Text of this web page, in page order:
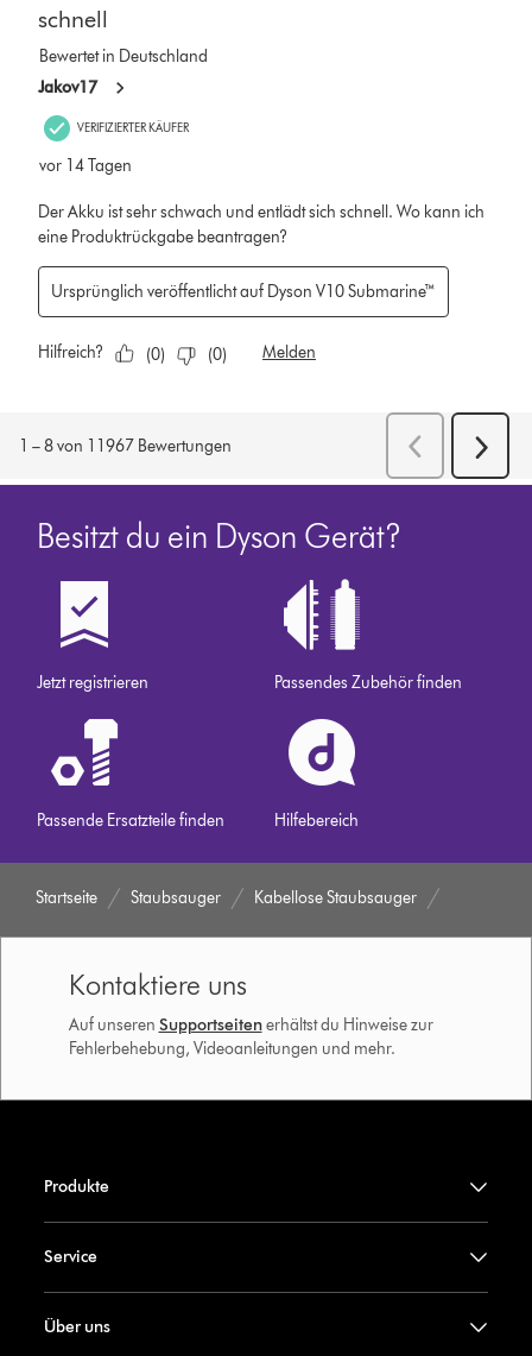
Besitzt du ein Dyson Gerät?
Jetzt registrieren Passendes Zubehör finden
Passende Ersatzteile finden Hilfebereich
Startseite Staubsauger Kabellose Staubsauger
Kontaktiere uns
Auf unseren Supportseiten erhältst du Hinweise zur
Fehlerbehebung, Videoanleitungen und mehr.
Produkte
Service
Über uns